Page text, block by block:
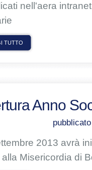
nell'aera
TUTTO
Anno
2013 avrà
alla Misericordia di